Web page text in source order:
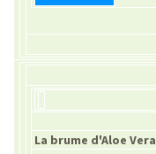
La brume d'Aloe Vera